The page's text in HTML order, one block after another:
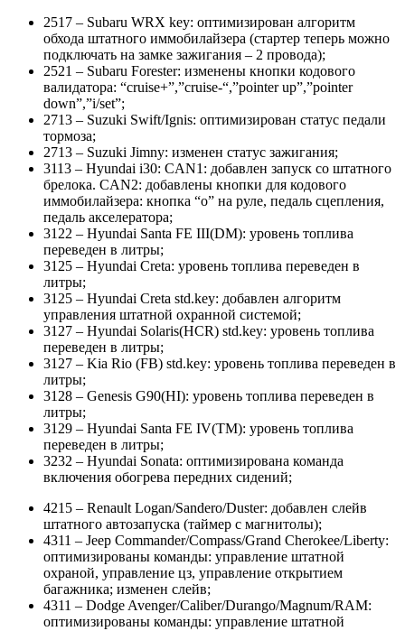
2517 – Subaru WRX key: оптимизирован алгоритм
обхода штатного иммобилайзера (стартер теперь можно
подключать на замке зажигания – 2 провода);
2521 – Subaru Forester: изменены кнопки кодового
валидатора: “cruise+”,”cruise-“,”pointer up”,”pointer
down”,”i/set”;
2713 – Suzuki Swift/Ignis: оптимизирован статус педали
тормоза;
2713 – Suzuki Jimny: изменен статус зажигания;
3113 – Hyundai i30: CAN1: добавлен запуск со штатного
брелока. CAN2: добавлены кнопки для кодового
иммобилайзера: кнопка “о” на руле, педаль сцепления,
педаль акселератора;
3122 – Hyundai Santa FE III(DM): уровень топлива
переведен в литры;
3125 – Hyundai Creta: уровень топлива переведен в
литры;
3125 – Hyundai Creta std.key: добавлен алгоритм
управления штатной охранной системой;
3127 – Hyundai Solaris(HCR) std.key: уровень топлива
переведен в литры;
3127 – Kia Rio (FB) std.key: уровень топлива переведен в
литры;
3128 – Genesis G90(HI): уровень топлива переведен в
литры;
3129 – Hyundai Santa FE IV(TM): уровень топлива
переведен в литры;
3232 – Hyundai Sonata: оптимизирована команда
включения обогрева передних сидений;
4215 – Renault Logan/Sandero/Duster: добавлен слейв
штатного автозапуска (таймер с магнитолы);
4311 – Jeep Commander/Compass/Grand Cherokee/Liberty:
оптимизированы команды: управление штатной
охраной, управление цз, управление открытием
багажника; изменен слейв;
4311 – Dodge Avenger/Caliber/Durango/Magnum/RAM:
оптимизированы команды: управление штатной